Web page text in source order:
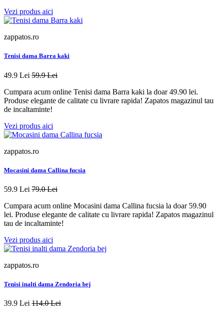
Vezi produs aici
zappatos.ro
Tenisi dama Barra kaki
49.9 Lei 59.9 Lei
Cumpara acum online Tenisi dama Barra kaki la doar 49.90 lei.
Produse elegante de calitate cu livrare rapida! Zapatos magazinul tau
de incaltaminte!
Vezi produs aici
zappatos.ro
Mocasini dama Callina fucsia
59.9 Lei 79.0 Lei
Cumpara acum online Mocasini dama Callina fucsia la doar 59.90
lei. Produse elegante de calitate cu livrare rapida! Zapatos magazinul
tau de incaltaminte!
Vezi produs aici
zappatos.ro
Tenisi inalti dama Zendoria bej
39.9 Lei 114.0 Lei